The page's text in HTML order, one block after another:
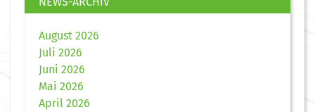
August 2026
Juli 2026
Juni 2026
Mai 2026
April 2026